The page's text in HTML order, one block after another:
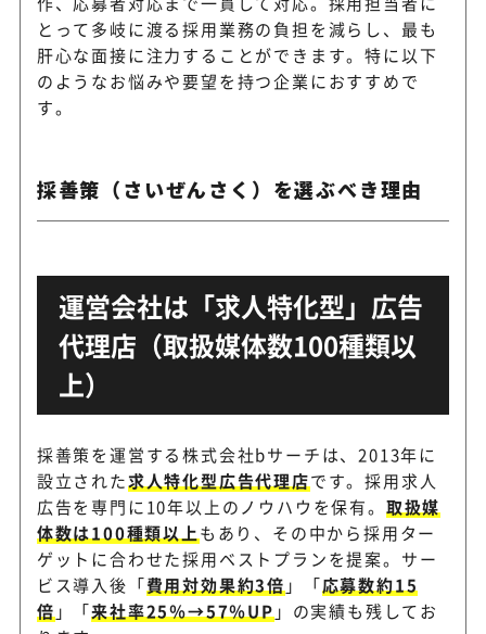
ジーズコンサルティン
グ
応募者の気持ちに寄り添った
を行う
トライアンフ
採用活動に関わる課題解決に
ービスを提供
レジェンダ
採用活動を通じてクライアン
略実現に貢献
ロセス単位で代行
ランスタッド
専門知識や経験を持つリクル
用活動をサポート
とって多岐に渡る採用業務の負担を減らし、最も
肝心な面接に注力することができます。特に以下
のようなお悩みや要望を持つ企業におすすめで
す。
採善策（さいぜんさく）を選ぶべき理由
運営会社は「求人特化型」広告
代理店（取扱媒体数100種類以
上）
採善策を運営する株式会社bサーチは、2013年に
設立された求人特化型広告代理店です。採用求人
広告を専門に10年以上のノウハウを保有。 取扱媒
体数は100種類以上もあり、その中から採用ター
ゲットに合わせた採用ベストプランを提案。サー
ビス導入後「費用対効果約3倍」「応募数約15
倍」「来社率25％→57％UP」の実績も残してお